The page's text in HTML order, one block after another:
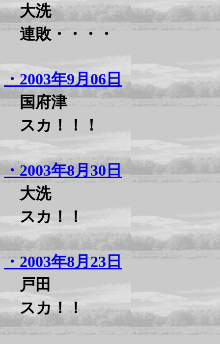
大洗
連敗・・・・
・2003年9月06日
国府津
スカ！！！
・2003年8月30日
大洗
スカ！！
・2003年8月23日
戸田
スカ！！